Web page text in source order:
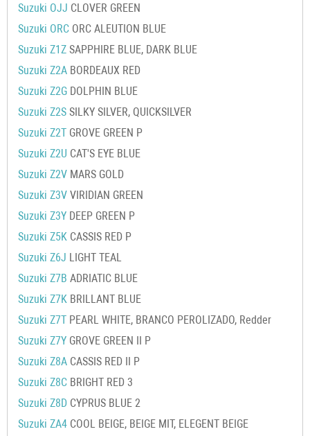
Suzuki OJJ CLOVER GREEN
Suzuki ORC ORC ALEUTION BLUE
Suzuki Z1Z SAPPHIRE BLUE, DARK BLUE
Suzuki Z2A BORDEAUX RED
Suzuki Z2G DOLPHIN BLUE
Suzuki Z2S SILKY SILVER, QUICKSILVER
Suzuki Z2T GROVE GREEN P
Suzuki Z2U CAT'S EYE BLUE
Suzuki Z2V MARS GOLD
Suzuki Z3V VIRIDIAN GREEN
Suzuki Z3Y DEEP GREEN P
Suzuki Z5K CASSIS RED P
Suzuki Z6J LIGHT TEAL
Suzuki Z7B ADRIATIC BLUE
Suzuki Z7K BRILLANT BLUE
Suzuki Z7T PEARL WHITE, BRANCO PEROLIZADO, Redder
Suzuki Z7Y GROVE GREEN II P
Suzuki Z8A CASSIS RED II P
Suzuki Z8C BRIGHT RED 3
Suzuki Z8D CYPRUS BLUE 2
Suzuki ZA4 COOL BEIGE, BEIGE MIT, ELEGENT BEIGE